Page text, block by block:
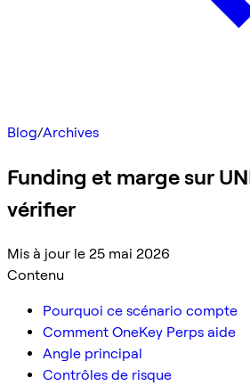
Blog/Archives
Funding et marge sur
vérifier
Mis à jour le 25 mai 2026
Contenu
Pourquoi ce scénario compte
Comment OneKey Perps aide
Angle principal
Contrôles de risque